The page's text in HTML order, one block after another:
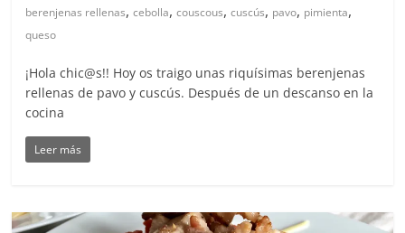
berenjenas rellenas,cebolla,couscous,cuscús, pavo, pimienta,
queso
¡Hola chic@s!! Hoy os traigo unas riquísimas berenjenas
rellenas de pavo y cuscús. Después de un descanso en la
cocina
Leer más